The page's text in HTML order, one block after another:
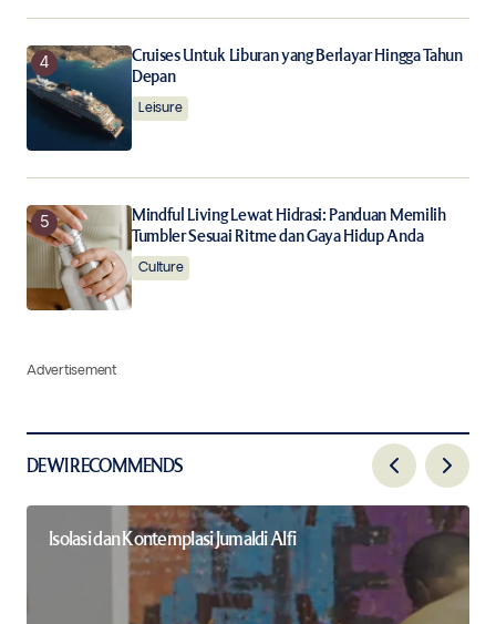
Cruises Untuk Liburan yang Berlayar Hingga Tahun
Depan
Leisure
Mindful Living Lewat Hidrasi: Panduan Memilih
Tumbler Sesuai Ritme dan Gaya Hidup Anda
Culture
Advertisement
DEWI RECOMMENDS
Isolasi dan Kontemplasi Jumaldi Alfi